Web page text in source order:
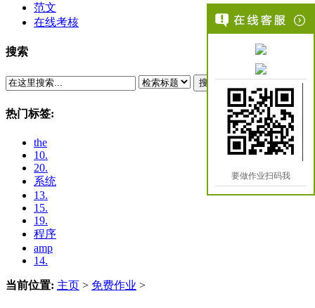
范文
在线考核
搜索
搜索
热门标签:
the
10.
20.
系统
13.
15.
19.
程序
amp
14.
当前位置: 主页 > 免费作业 >
要做作业扫码我